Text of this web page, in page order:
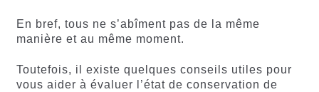
En bref, tous ne s’abîment pas de la même
manière et au même moment.
Toutefois, il existe quelques conseils utiles pour
vous aider à évaluer l’état de conservation de